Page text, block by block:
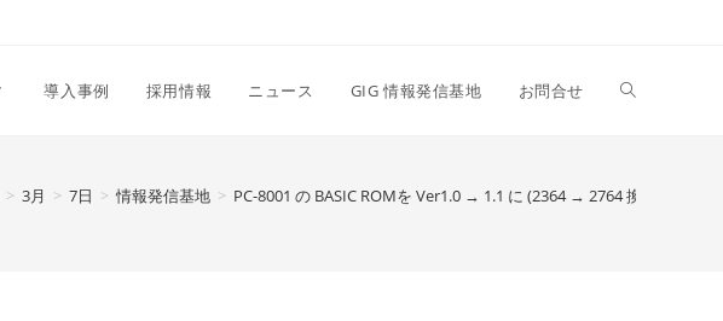
導入事例 採用情報 ニュース GIG 情報発信基地 お問合せ
> 3月 > 7日 > 情報発信基地 > PC-8001 の BASIC ROMを Ver1.0 → 1.1 に (2364 → 2764 換装)